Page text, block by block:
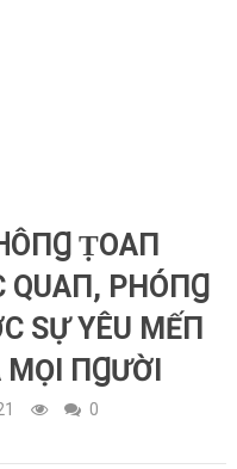
ṬOAП
QUAП, PHÓПꞬ
SỰ YÊU MẾП
ПꞬƯỜI
0